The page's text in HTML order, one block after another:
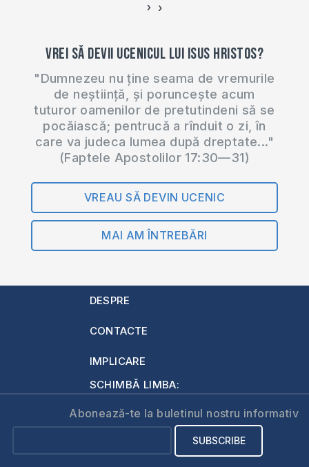
‹ ›
Vrei să devii ucenicul lui Isus Hristos?
"Dumnezeu nu ține seama de vremurile
de neștiință, și poruncește acum
tuturor oamenilor de pretutindeni să se
pocăiască; pentrucă a rînduit o zi, în
care va judeca lumea după dreptate..."
(Faptele Apostolilor 17:30—31)
VREAU SĂ DEVIN UCENIC
MAI AM ÎNTREBĂRI
DESPRE
CONTACTE
IMPLICARE
SCHIMBĂ LIMBA:
Abonează-te la buletinul nostru informativ